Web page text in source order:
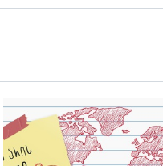
გადახედვა